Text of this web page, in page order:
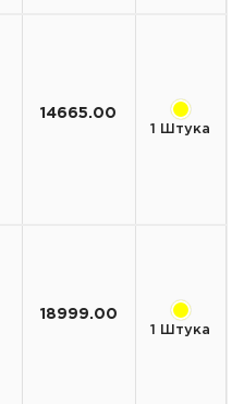
14665.00
1 Штука
18999.00
1 Штука